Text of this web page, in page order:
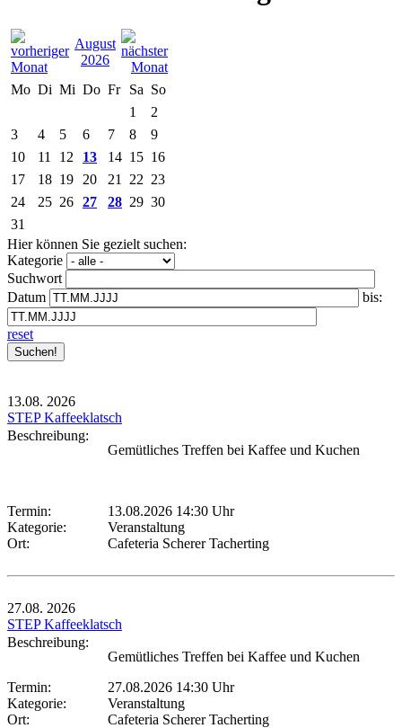
August
2026
Mo Di Mi Do Fr Sa So
1
2
3
4 5 6 7 8
9
10
11 12 13 14 15 16
17
18 19 20 21 22 23
24
25 26 27 28 29 30
31
Hier können Sie gezielt suchen:
Kategorie
Suchwort
Datum
bis:
reset
13.08. 2026
STEP Kaffeeklatsch
Beschreibung:
Gemütliches Treffen bei Kaffee und Kuchen
Termin:
13.08.2026 14:30 Uhr
Kategorie:
Veranstaltung
Ort:
Cafeteria Scherer Tacherting
27.08. 2026
STEP Kaffeeklatsch
Beschreibung:
Gemütliches Treffen bei Kaffee und Kuchen
Termin:
27.08.2026 14:30 Uhr
Kategorie:
Veranstaltung
Ort:
Cafeteria Scherer Tacherting